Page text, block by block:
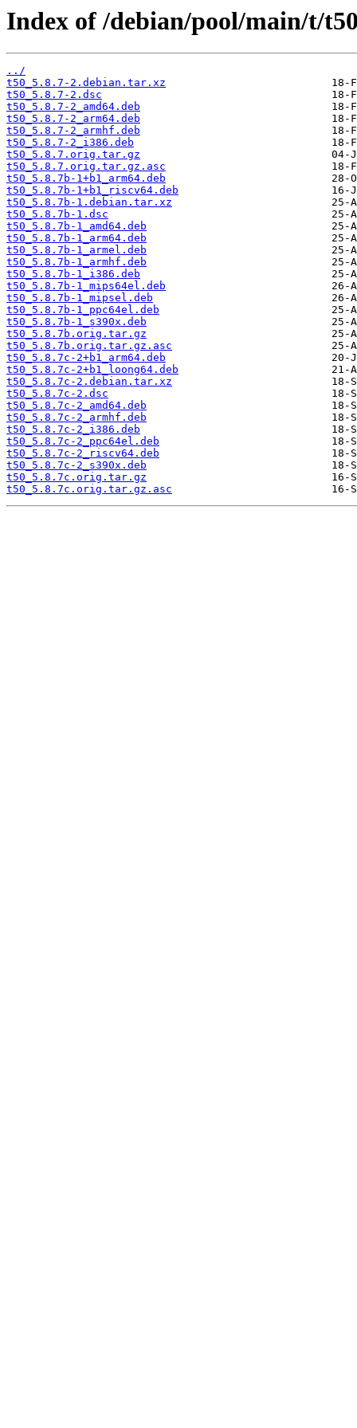
Index of /debian/pool/main/t/
../
t50_5.8.7-2.debian.tar.xz
t50_5.8.7-2.dsc
t50_5.8.7-2_amd64.deb
t50_5.8.7-2_arm64.deb
t50_5.8.7-2_armhf.deb
t50_5.8.7-2_i386.deb
t50_5.8.7.orig.tar.gz
t50_5.8.7.orig.tar.gz.asc
t50_5.8.7b-1+b1_arm64.deb
t50_5.8.7b-1+b1_riscv64.deb
t50_5.8.7b-1.debian.tar.xz
t50_5.8.7b-1.dsc
t50_5.8.7b-1_amd64.deb
t50_5.8.7b-1_arm64.deb
t50_5.8.7b-1_armel.deb
t50_5.8.7b-1_armhf.deb
t50_5.8.7b-1_i386.deb
t50_5.8.7b-1_mips64el.deb
t50_5.8.7b-1_mipsel.deb
t50_5.8.7b-1_ppc64el.deb
t50_5.8.7b-1_s390x.deb
t50_5.8.7b.orig.tar.gz
t50_5.8.7b.orig.tar.gz.asc
t50_5.8.7c-2+b1_arm64.deb
t50_5.8.7c-2+b1_loong64.deb
t50_5.8.7c-2.debian.tar.xz
t50_5.8.7c-2.dsc
t50_5.8.7c-2_amd64.deb
t50_5.8.7c-2_armhf.deb
t50_5.8.7c-2_i386.deb
t50_5.8.7c-2_ppc64el.deb
t50_5.8.7c-2_riscv64.deb
t50_5.8.7c-2_s390x.deb
t50_5.8.7c.orig.tar.gz
t50_5.8.7c.orig.tar.gz.asc